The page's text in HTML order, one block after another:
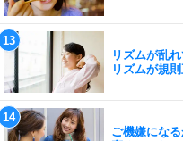
リズムが乱
リズムが規
ご機嫌になる